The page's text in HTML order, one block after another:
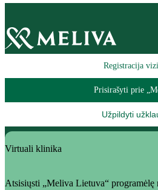
Registracija
Prisirašyti prie
Užpildyti
Virtuali klinika
Atsisiųsti „Meliva Lietuva“